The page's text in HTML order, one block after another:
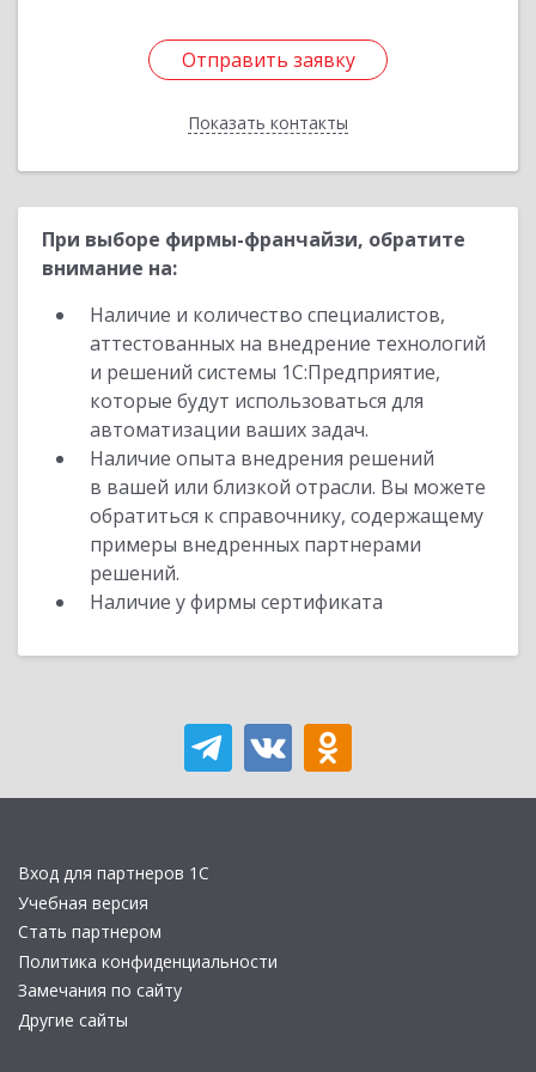
Отправить заявку
Показать контакты
Отправить заявку
Назад
При выборе фирмы-франчайзи, обратите
внимание на:
Наличие и количество специалистов,
аттестованных на внедрение технологий
и решений системы 1С:Предприятие,
которые будут использоваться для
автоматизации ваших задач.
Наличие опыта внедрения решений
в вашей или близкой отрасли. Вы можете
обратиться к справочнику, содержащему
примеры внедренных партнерами
решений.
Наличие у фирмы сертификата
Вход для партнеров 1С
Учебная версия
Стать партнером
Политика конфиденциальности
Замечания по сайту
Другие сайты